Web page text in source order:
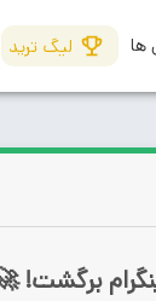
ها لیگ ترید
برگشت!